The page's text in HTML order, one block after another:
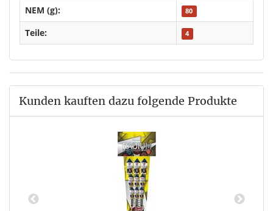
NEM (g): 80
Teile: 4
Kunden kauften dazu folgende Produkte